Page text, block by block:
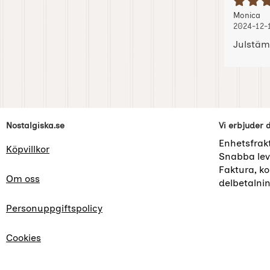
Recension
Monica
2024-12-
Sidfot Blandad info och länkar
Nostalgiska.se
Köpvillkor
Om oss
Personuppgiftspolicy
Cookies
Vi erbjuder
Snabba
Faktura,